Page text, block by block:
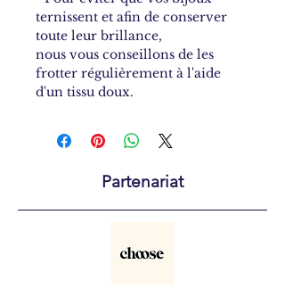
ternissent et afin de conserver
toute leur brillance,
nous vous conseillons de les
frotter régulièrement à l'aide
d'un tissu doux.
Partenariat